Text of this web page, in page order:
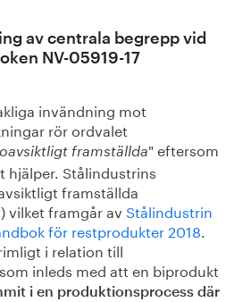
av centrala begrepp vid
NV-05919-17
invändning mot
rör ordvalet
oavsiktligt framställda" eftersom
hjälper. Stålindustrins
framställda
vilket framgår av Stålindustrin
för restprodukter 2018.
i relation till
inleds med att en biprodukt
i en produktionsprocess där